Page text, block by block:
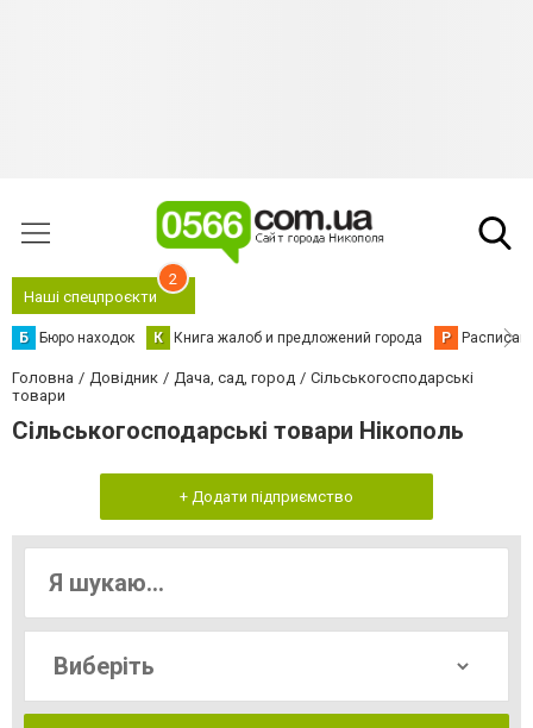
Наші спецпроєкти
2
Б Бюро находок К Книга жалоб и предложений города Р
Головна Довідник Дача, сад, город
Сільськогосподарські
товари
Сільськогосподарські товари Нікополь
+ Додати підприємство